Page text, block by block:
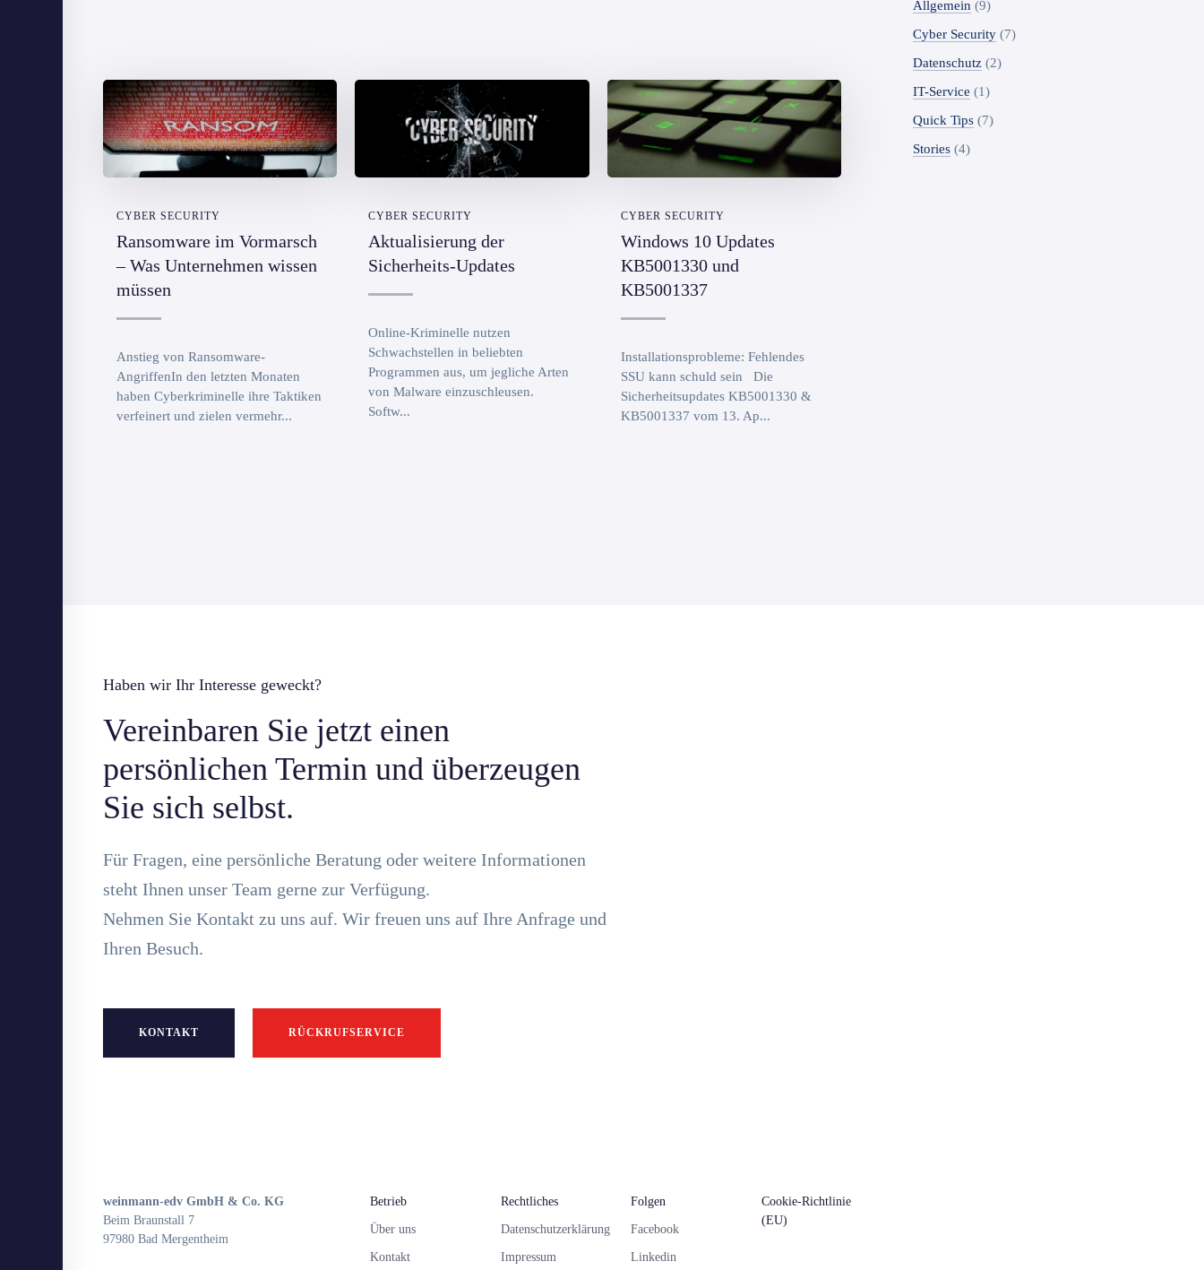
CYBER SECURITY
Ransomware im Vormarsch
– Was Unternehmen wissen
müssen
Anstieg von Ransomware-
AngriffenIn den letzten Monaten
haben Cyberkriminelle ihre Taktiken
verfeinert und zielen vermehr...
CYBER SECURITY
Aktualisierung der
Sicherheits-Updates
Online-Kriminelle nutzen
Schwachstellen in beliebten
Programmen aus, um jegliche Arten
von Malware einzuschleusen.
Softw...
CYBER SECURITY
Windows 10 Updates
KB5001330 und
KB5001337
Installationsprobleme: Fehlendes
SSU kann schuld sein Die
Sicherheitsupdates KB5001330 &
KB5001337 vom 13. Ap...
Allgemein (9)
Cyber Security (7)
Datenschutz (2)
IT-Service (1)
Quick Tips (7)
Stories (4)
Haben wir Ihr Interesse geweckt?
Vereinbaren Sie jetzt einen
persönlichen Termin und überzeugen
Sie sich selbst.
Für Fragen, eine persönliche Beratung oder weitere Informationen
steht Ihnen unser Team gerne zur Verfügung.
Nehmen Sie Kontakt zu uns auf. Wir freuen uns auf Ihre Anfrage und
Ihren Besuch.
KONTAKT RÜCKRUFSERVICE
weinmann-edv GmbH & Co. KG
Beim Braunstall 7
97980 Bad Mergentheim
Betrieb
Über uns
Kontakt
Rechtliches
Datenschutzerklärung
Impressum
Folgen
Facebook
Linkedin
Cookie-Richtlinie
(EU)